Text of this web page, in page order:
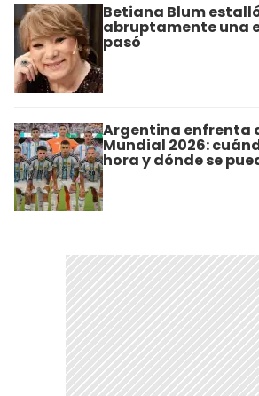
Betiana Blum
abruptamente una
pasó
Argentina enfrenta
Mundial 2026:
hora y dónde se